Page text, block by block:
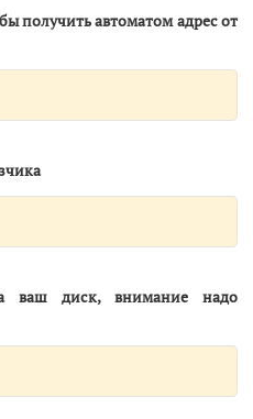
получить автоматом адрес от
ваш диск, внимание надо